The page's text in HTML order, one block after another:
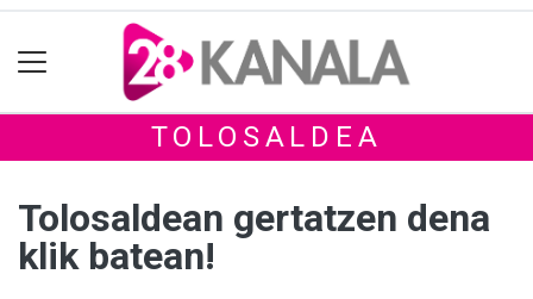
TOLOSALDEA
Tolosaldean gertatzen dena
klik batean!